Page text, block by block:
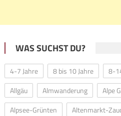
WAS SUCHST DU?
4-7 Jahre 8 bis 10 Jahre 8-
Allgäu
Almwanderung
Alpe
Alpsee-Grünten
Altenmarkt-